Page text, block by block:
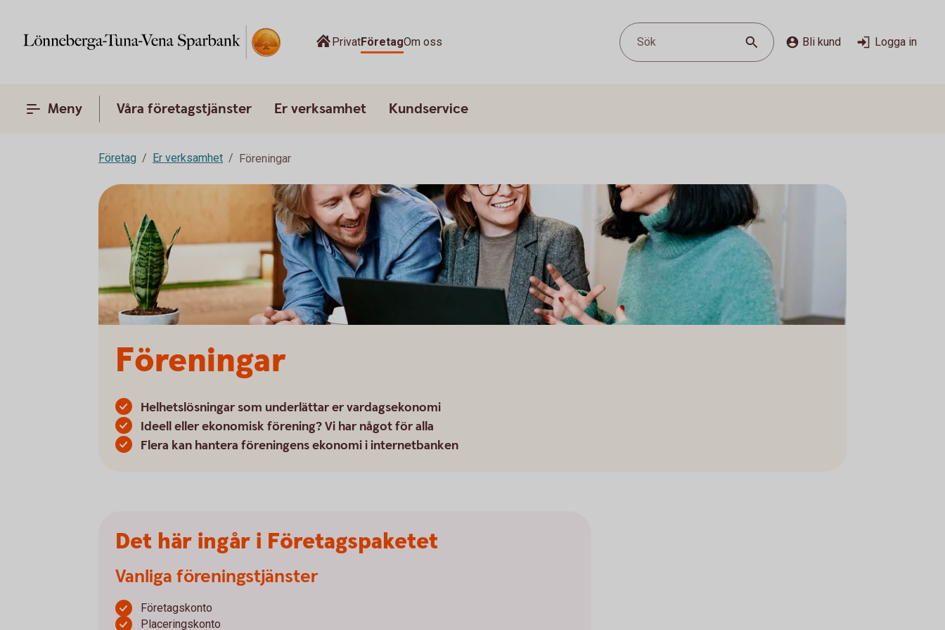
PrivatFöretagOm oss Sök Bli kund Logga in
Meny Våra företagstjänster Er verksamhet Kundservice
Företag Er verksamhet Föreningar
Föreningar
Helhetslösningar som underlättar er vardagsekonomi
Ideell eller ekonomisk förening? Vi har något för alla
Flera kan hantera föreningens ekonomi i internetbanken
Det här ingår i Företagspaketet
Vanliga föreningstjänster
Företagskonto
Placeringskonto